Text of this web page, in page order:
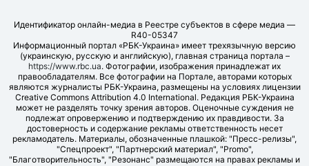
Идентификатор онлайн-медиа в Реестре субъектов в сфере медиа —
R40-05347
Информационный портал «РБК-Украина» имеет трехязычную версию
(украинскую, русскую и английскую), главная страница портала –
https://www.rbc.ua. Фотографии, изображения принадлежат их
правообладателям. Все фотографии на Портале, авторами которых
являются журналисты РБК-Украина, размещены на условиях лицензии
Creative Commons Attribution 4.0 International. Редакция РБК-Украина
может не разделять точку зрения авторов. Оценочные суждения не
подлежат опровержению и подтверждению их правдивости. За
достоверность и содержание рекламы ответственность несет
рекламодатель. Материалы, обозначенные плашкой: "Пресс-релизы",
"Спецпроект", "Партнерский материал", "Promo",
"Благотворительность", "Резонанс" размещаются на правах рекламы и